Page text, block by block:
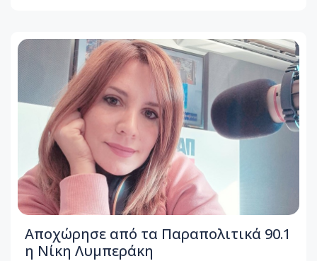
Αποχώρησε από τα Παραπολιτικά 90.1
η Νίκη Λυμπεράκη